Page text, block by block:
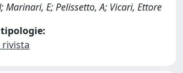
Marinari, E; Pelissetto, A; Vicari, Ettore
rivista